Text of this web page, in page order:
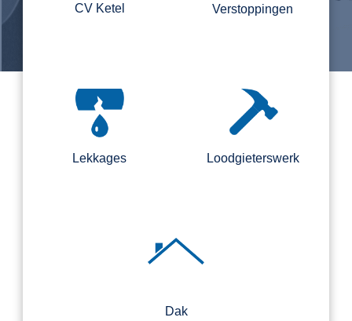
CV Ketel Verstoppingen
Lekkages Loodgieterswerk
Dak